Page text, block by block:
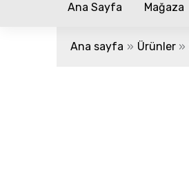
Ana Sayfa Mağaza
Ana sayfa Ürünler